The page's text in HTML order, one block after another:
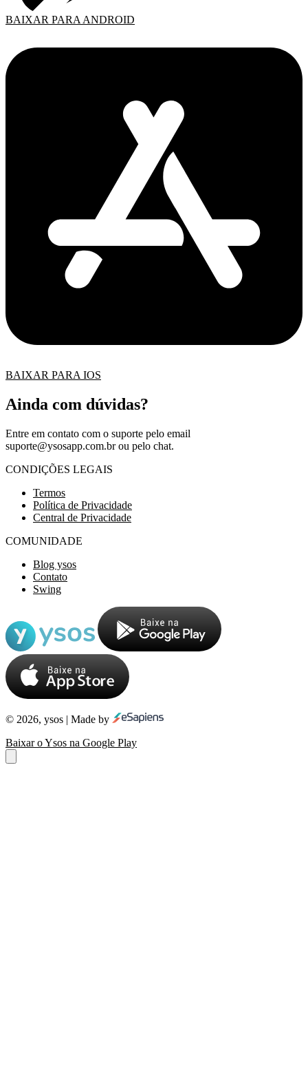
BAIXAR PARA ANDROID
BAIXAR PARA IOS
Ainda com dúvidas?
Entre em contato com o suporte pelo email
suporte@ysosapp.com.brou pelo chat.
CONDIÇÕES LEGAIS
Termos
Política de Privacidade
Central de Privacidade
COMUNIDADE
Blog ysos
Contato
Swing
© 2026, ysos | Made by
Baixar o Ysos na Google Play